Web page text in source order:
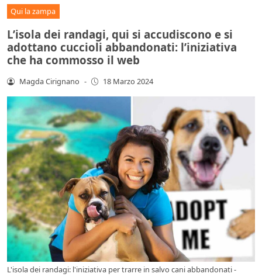
Qui la zampa
L’isola dei randagi, qui si accudiscono e si
adottano cuccioli abbandonati: l’iniziativa
che ha commosso il web
Magda Cirignano - 18 Marzo 2024
L'isola dei randagi: l'iniziativa per trarre in salvo cani abbandonati -